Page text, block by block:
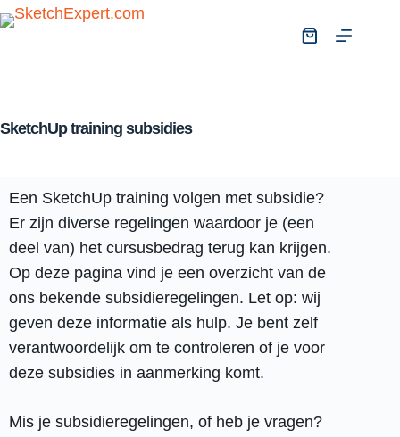
SketchUp training subsidies
Een SketchUp training volgen met subsidie?
Er zijn diverse regelingen waardoor je (een
deel van) het cursusbedrag terug kan krijgen.
Op deze pagina vind je een overzicht van de
ons bekende subsidieregelingen. Let op: wij
geven deze informatie als hulp. Je bent zelf
verantwoordelijk om te controleren of je voor
deze subsidies in aanmerking komt.
Mis je subsidieregelingen, of heb je vragen?